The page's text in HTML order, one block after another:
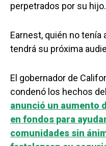
perpetrados por su hijo.
Earnest, quién no
tendrá su próxima
El gobernador de
condenó los hechos
anunció un aumento
en fondos para
comunidades sin